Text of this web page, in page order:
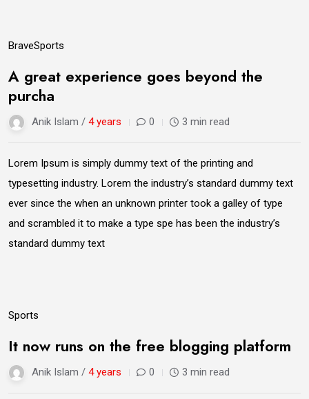
09
BraveSports
A great experience goes beyond the
purcha
Anik Islam / 4 years 0 3 min read
Lorem Ipsum is simply dummy text of the printing and
typesetting industry. Lorem the industry’s standard dummy text
ever since the when an unknown printer took a galley of type
and scrambled it to make a type spe has been the industry’s
standard dummy text
Sports
It now runs on the free blogging platform
Anik Islam / 4 years 0 3 min read